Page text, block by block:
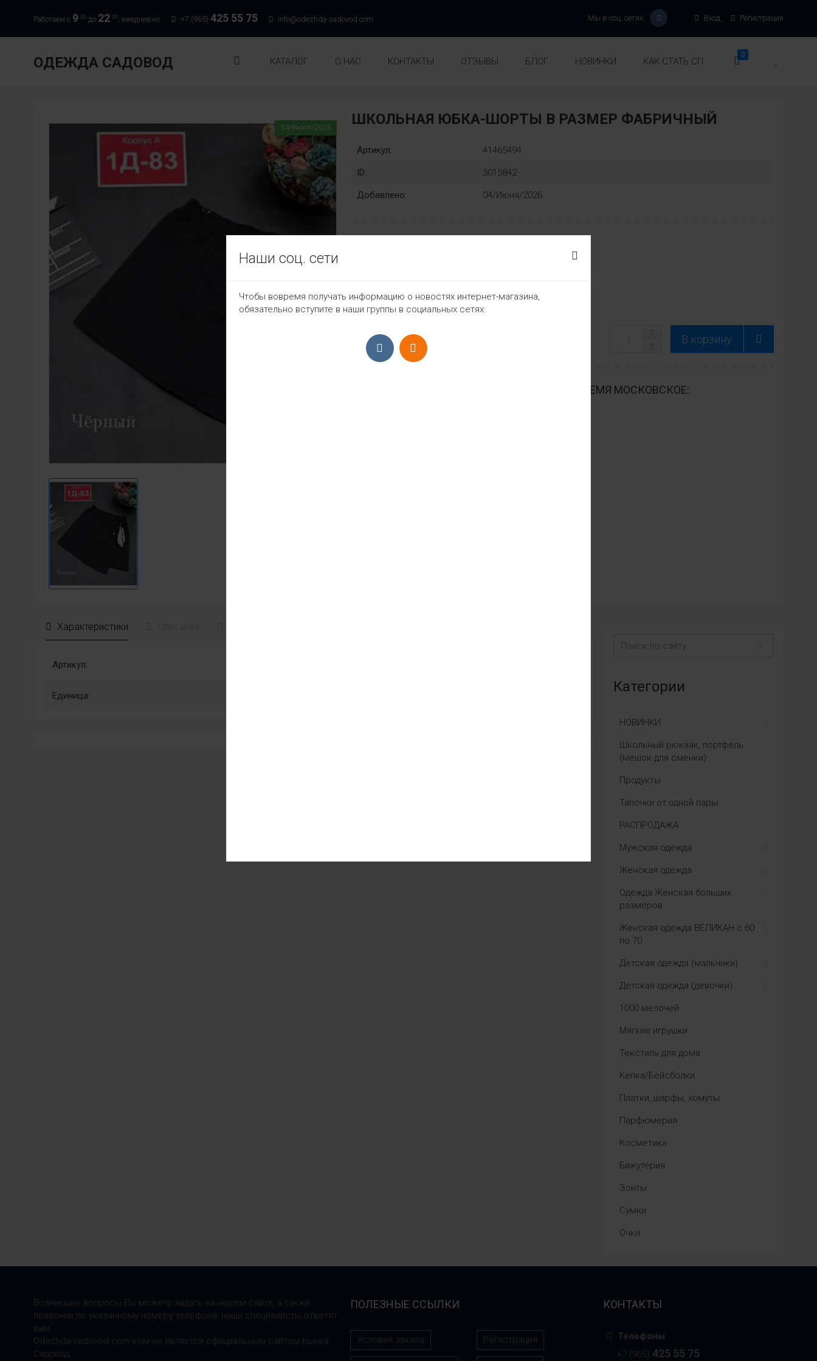
Работаем с 9 00 до 22 00, ежедневно: +7 (965) 425 55 75 info@odezhda-sadovod.com Вход Регистрация
Мы в соц. сетях:
ОДЕЖДА САДОВОД КАТАЛОГ О НАС КОНТАКТЫ ОТЗЫВЫ БЛОГ НОВИНКИ КАК СТАТЬ СП
0
04/Июня/2026 ШКОЛЬНАЯ ЮБКА-ШОРТЫ В РАЗМЕР ФАБРИЧНЫЙ
Артикул: 41465494
ID: 3015842
Добавлено: 04/Июня/2026
864₽
ПРИЁМ ЗАКАЗОВ С 9:00-22:00, ЕЖЕДНЕВНО ВРЕМЯ МОСКОВСКОЕ:
Характеристики
Артикул:
Единица:
Категории
НОВИНКИ
Школьный рюкзак, портфель
(мешок для сменки)
Продукты
Тапочки от одной пары
РАСПРОДАЖА
Мужская одежда
Женская одежда
Одежда Женская больших
размеров
Женская одежда ВЕЛИКАН с 60
по 70
Детская одежда (мальчики)
Детская одежда (девочки)
1000 мелочей
Мягкие игрушки
Текстиль для дома
Кепка/Бейсболки
Платки, шарфы, хомуты
Парфюмерия
Косметика
Бижутерия
Зонты
Сумки
Очки
Возникшие вопросы Вы можете задать на нашем сайте, а также
позвонив по указанному номеру телефона: наши специалисты ответят
вам.
Odezhda-sadovod.com.ком-не является официальным сайтом рынка
Садовод.
ПОЛЕЗНЫЕ ССЫЛКИ
Условия заказа Регистрация
КОНТАКТЫ
Телефоны
+7 (965) 425 55 75
Наши соц. сети
Чтобы вовремя получать информацию о новостях интернет-магазина,
обязательно вступите в наши группы в социальных сетях: